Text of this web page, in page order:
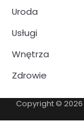
Uroda
Usługi
Wnętrza
Zdrowie
Copyright © 2026